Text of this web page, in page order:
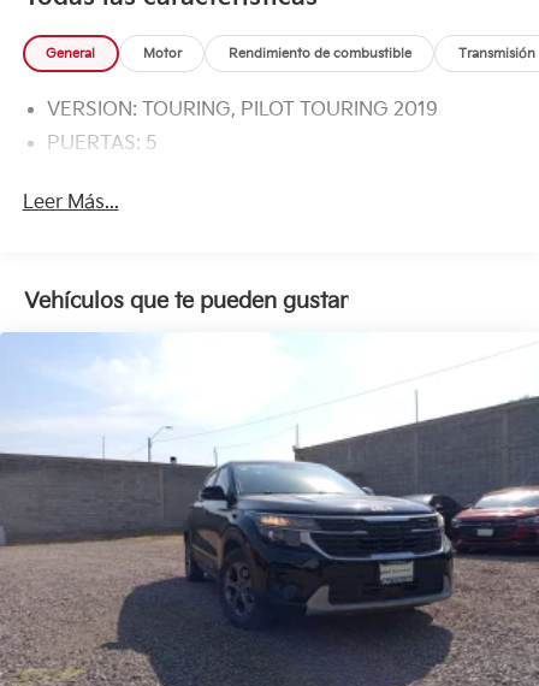
General Motor Rendimiento de combustible Transmisión
VERSION: TOURING, PILOT TOURING 2019
PUERTAS: 5
Leer Más...
Vehículos que te pueden gustar